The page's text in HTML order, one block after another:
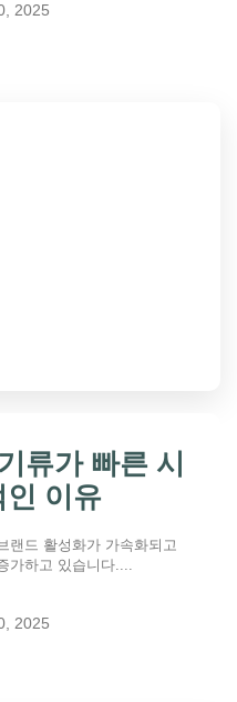
2025
류가 빠른 시
이유
랜드 활성화가 가속화되고
가하고 있습니다....
2025